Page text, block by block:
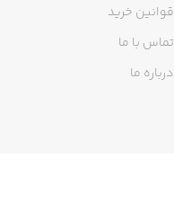
قوانین خرید
تماس با ما
درباره ما